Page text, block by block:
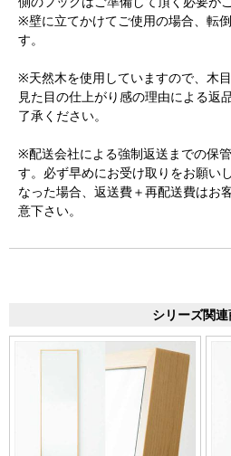
※壁に立てかけてご使用の場合、転
す。
※天然木を使用していますので、木
見た目の仕上がり感の理由による返
了承ください。
※配送会社による強制返送までの保
す。必ず早めにお受け取りをお願い
なった場合、返送費＋再配送費はお
意下さい。
シリーズ関